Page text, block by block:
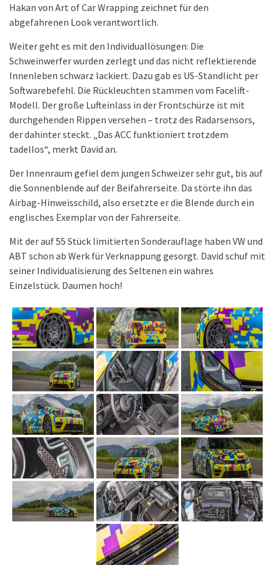
Hakan von Art of Car Wrapping zeichnet für den
abgefahrenen Look verantwortlich.
Weiter geht es mit den Individuallösungen: Die
Schweinwerfer wurden zerlegt und das nicht reflektierende
Innenleben schwarz lackiert. Dazu gab es US-Standlicht per
Softwarebefehl. Die Rückleuchten stammen vom Facelift-
Modell. Der große Lufteinlass in der Frontschürze ist mit
durchgehenden Rippen versehen – trotz des Radarsensors,
der dahinter steckt. „Das ACC funktioniert trotzdem
tadellos“, merkt David an.
Der Innenraum gefiel dem jungen Schweizer sehr gut, bis auf
die Sonnenblende auf der Beifahrerseite. Da störte ihn das
Airbag-Hinweisschild, also ersetzte er die Blende durch ein
englisches Exemplar von der Fahrerseite.
Mit der auf 55 Stück limitierten Sonderauflage haben VW und
ABT schon ab Werk für Verknappung gesorgt. David schuf mit
seiner Individualisierung des Seltenen ein wahres
Einzelstück. Daumen hoch!